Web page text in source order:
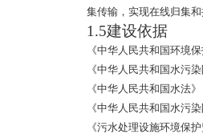
集传输，实现在线归集
1.5建设依据
《中华人民共和国环境
《中华人民共和国水污
《中华人民共和国水法》
《中华人民共和国水污
《污水处理设施环境保